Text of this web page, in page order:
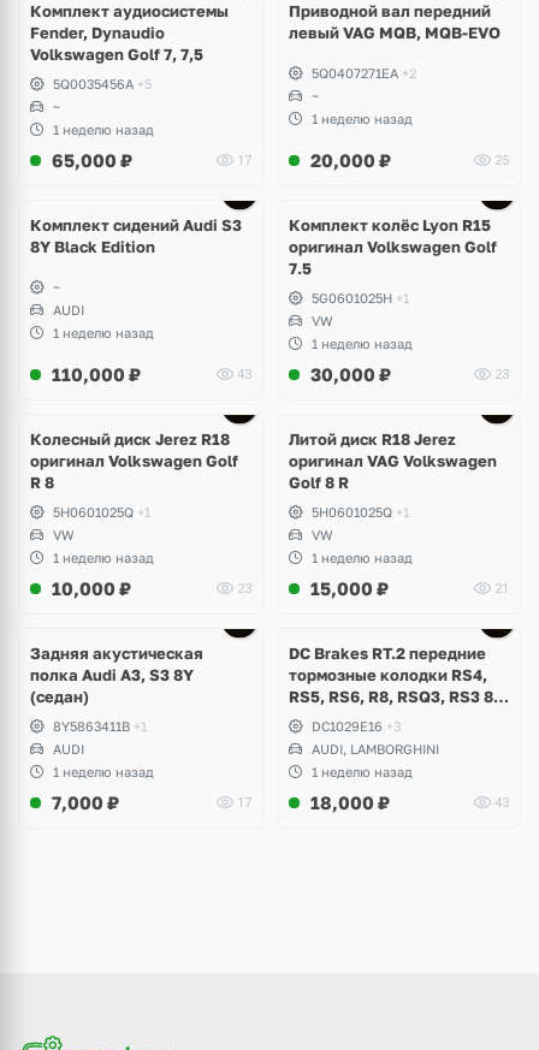
Комплект аудиосистемы
Fender, Dynaudio
Volkswagen Golf 7, 7,5
5Q0035456A +5
~
1 неделю назад
65,000 ₽ 17
Приводной вал передний
левый VAG MQB, MQB-EVO
5Q0407271EA +2
~
1 неделю назад
20,000 ₽ 25
Комплект сидений Audi S3
8Y Black Edition
~
AUDI
1 неделю назад
110,000 ₽ 43
Комплект колёс Lyon R15
оригинал Volkswagen Golf
7.5
5G0601025H +1
VW
1 неделю назад
30,000 ₽ 23
Колесный диск Jerez R18
оригинал Volkswagen Golf
R 8
5H0601025Q +1
VW
1 неделю назад
10,000 ₽ 23
Литой диск R18 Jerez
оригинал VAG Volkswagen
Golf 8 R
5H0601025Q +1
VW
1 неделю назад
15,000 ₽ 21
Задняя акустическая
полка Audi A3, S3 8Y
(седан)
8Y5863411B +1
AUDI
1 неделю назад
7,000 ₽ 17
DC Brakes RT.2 передние
тормозные колодки RS4,
RS5, RS6, R8, RSQ3, RS3 8V
(комплект 8 шт)
DC1029E16 +3
AUDI, LAMBORGHINI
1 неделю назад
18,000 ₽ 43